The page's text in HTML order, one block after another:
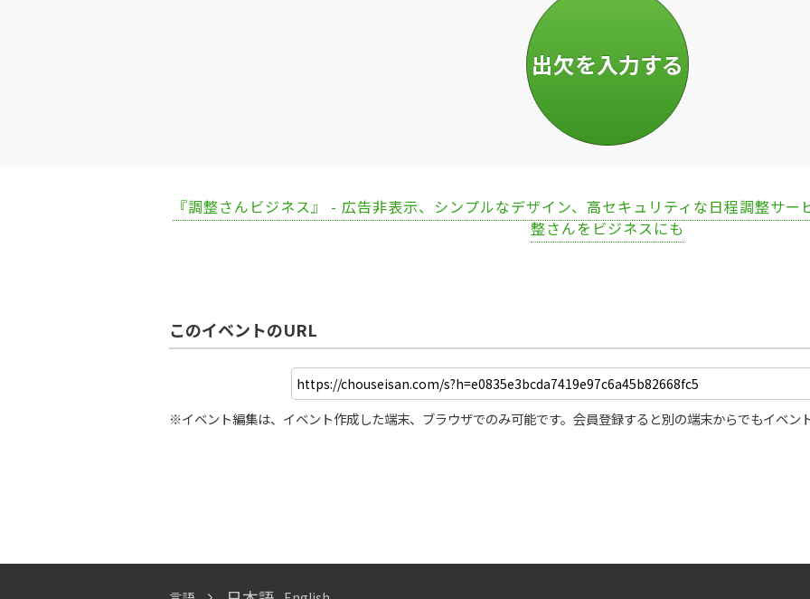
『調整さんビジネス』 - 広告非表示、シンプルなデザイン、高セキュリティな日程調整サ
整さんをビジネスにも
このイベントのURL
※イベント編集は、イベント作成した端末、ブラウザでのみ可能です。会員登録すると別の端末からでもイベン